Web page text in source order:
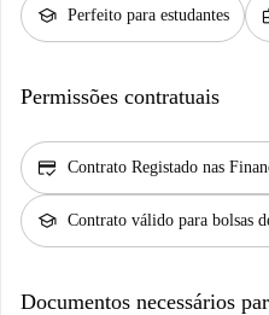
school Perfeito para estudantes
Permissões contratuais
credit_score Contrato Registado nas
school Contrato válido para bolsas
Documentos necessários